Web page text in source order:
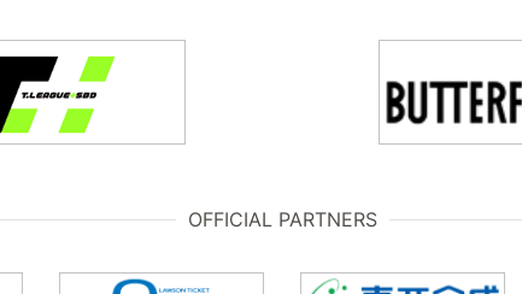
OFFICIAL PARTNERS